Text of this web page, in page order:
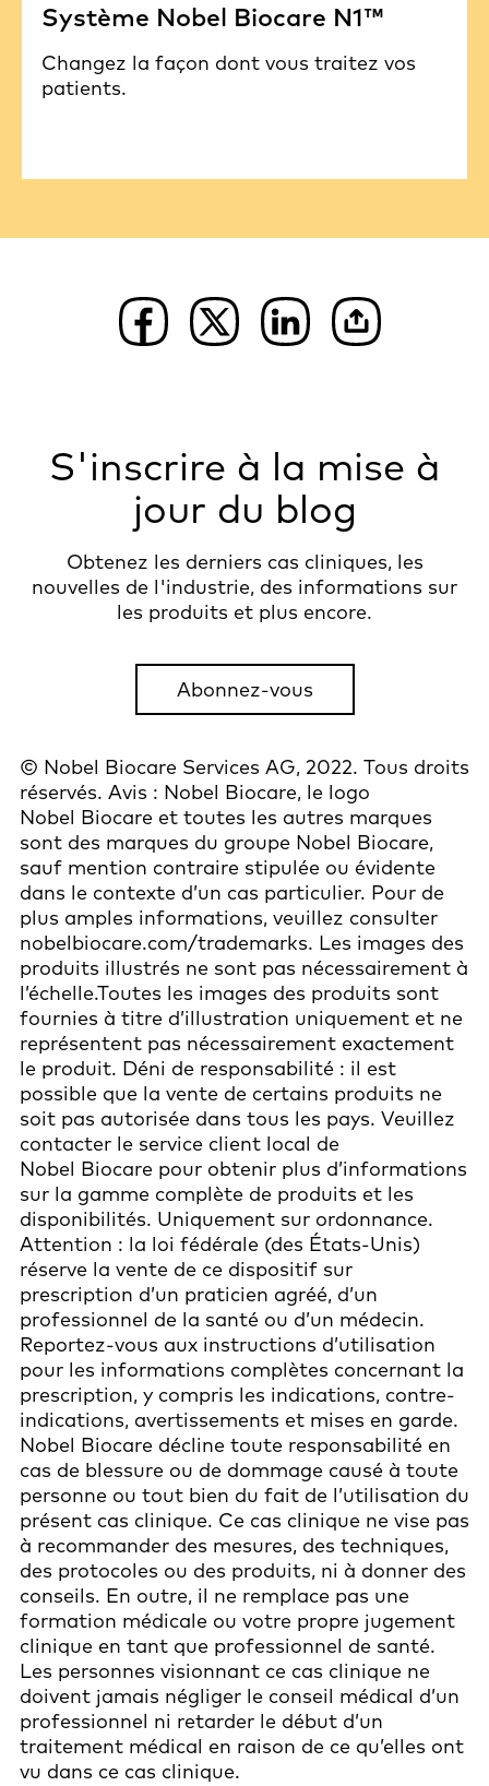
Système Nobel Biocare N1™
Changez la façon dont vous traitez vos
patients.
S'inscrire à la mise à
jour du blog
Obtenez les derniers cas cliniques, les
nouvelles de l'industrie, des informations sur
les produits et plus encore.
Abonnez-vous
© Nobel Biocare Services AG, 2022. Tous droits
réservés. Avis : Nobel Biocare, le logo
Nobel Biocare et toutes les autres marques
sont des marques du groupe Nobel Biocare,
sauf mention contraire stipulée ou évidente
dans le contexte d’un cas particulier. Pour de
plus amples informations, veuillez consulter
nobelbiocare.com/trademarks. Les images des
produits illustrés ne sont pas nécessairement à
l’échelle.Toutes les images des produits sont
fournies à titre d’illustration uniquement et ne
représentent pas nécessairement exactement
le produit. Déni de responsabilité : il est
possible que la vente de certains produits ne
soit pas autorisée dans tous les pays. Veuillez
contacter le service client local de
Nobel Biocare pour obtenir plus d’informations
sur la gamme complète de produits et les
disponibilités. Uniquement sur ordonnance.
Attention : la loi fédérale (des États-Unis)
réserve la vente de ce dispositif sur
prescription d’un praticien agréé, d’un
professionnel de la santé ou d’un médecin.
Reportez-vous aux instructions d’utilisation
pour les informations complètes concernant la
prescription, y compris les indications, contre-
indications, avertissements et mises en garde.
Nobel Biocare décline toute responsabilité en
cas de blessure ou de dommage causé à toute
personne ou tout bien du fait de l’utilisation du
présent cas clinique. Ce cas clinique ne vise pas
à recommander des mesures, des techniques,
des protocoles ou des produits, ni à donner des
conseils. En outre, il ne remplace pas une
formation médicale ou votre propre jugement
clinique en tant que professionnel de santé.
Les personnes visionnant ce cas clinique ne
doivent jamais négliger le conseil médical d’un
professionnel ni retarder le début d’un
traitement médical en raison de ce qu’elles ont
vu dans ce cas clinique.